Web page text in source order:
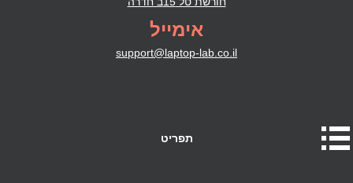
אימייל
support@laptop-lab.co.il
תפריט